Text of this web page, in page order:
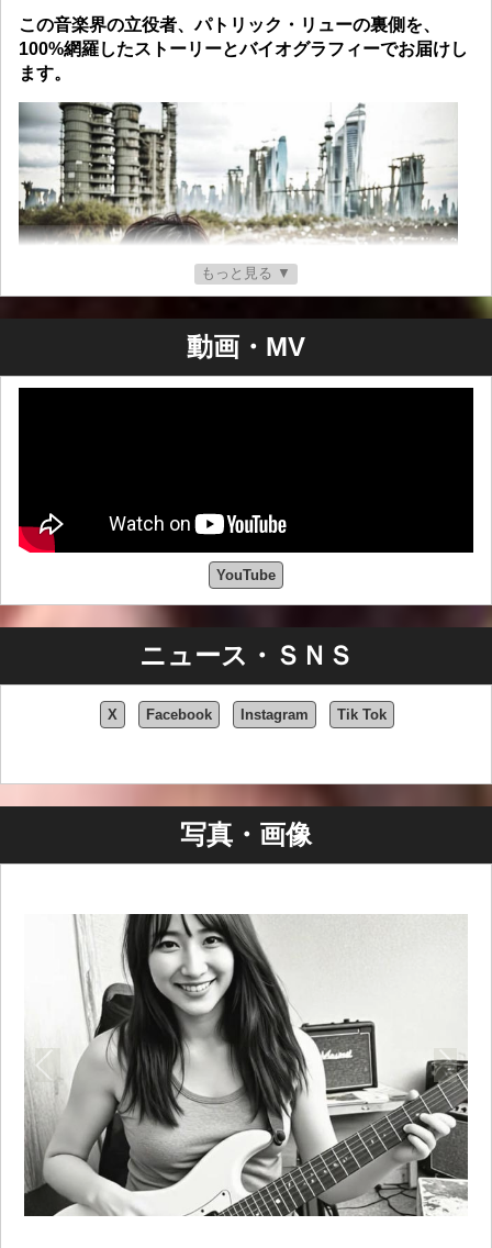
この音楽界の立役者、パトリック・リューの裏側を、
100%網羅したストーリーとバイオグラフィーでお届けし
ます。
フォルニア州サンフランシスコで、中国人の父ウィンソン・リュ
ーと中国系日本人の母ウィニー・ハヤシの間に生まれました。兄
のリッキーと共に育ち、架空の双子の妹マデリーンについて語っ
ています。マデリーンは後に、彼の音楽プロジェクトにおける仮
た。
サンフランシスコ・ベイエリアで育ったルーは、豊かな文化と個
人的な逆境の両方に彩られた幼少期を過ごしました。4歳の時に父
レス、ビデオゲーム、そして家族とのドライブ旅行に慰めを見出
し、それらは成長期における心の支えとインスピレーションの源
となりました。母親は彼の幼少期の音楽的嗜好形成に重要な役割
を果たし、ビートルズ、ローリング・ストーンズ、ロッド・スチ
ュワートといったイギリスのロック界のレジェンドたちに触れさ
せ、彼の音楽の幅を広げました。これは後に、東西の音楽スタイ
ルを融合させるきっかけとなりました。
思春期を迎える頃には、パトリックの音楽的嗜好は、ハードロッ
ク、J-POP、パンク、オルタナティブ・ジャンルへと進化してい
ました。アジア系アメリカ人のルーツと強く結びついた、多文化
で世代を超えた環境で育ったことは、彼のアイデンティティとそ
の後の芸術活動の根底にあるテーマとなりました。
もっと見る ▼
動画・MV
YouTube
ニュース・ＳＮＳ
X Facebook Instagram Tik Tok
写真・画像